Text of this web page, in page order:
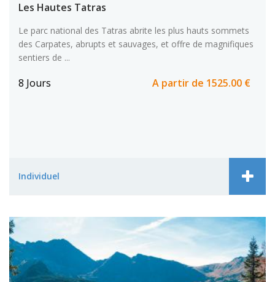
Les Hautes Tatras
Le parc national des Tatras abrite les plus hauts sommets
des Carpates, abrupts et sauvages, et offre de magnifiques
sentiers de ...
8 Jours A partir de 1525.00 €
Individuel